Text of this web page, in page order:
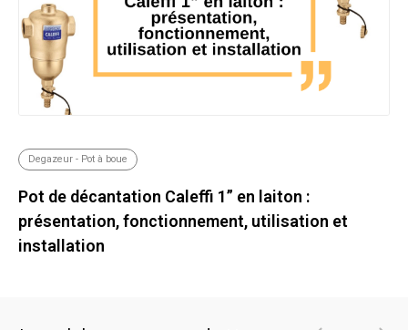
Degazeur - Pot à boue
Pot de décantation Caleffi 1” en laiton :
présentation, fonctionnement, utilisation et
installation